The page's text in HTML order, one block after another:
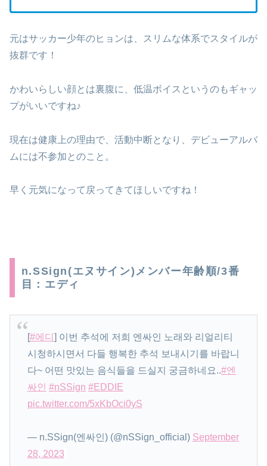
元はサッカー少年のヒョンは、スリムな体系でスタイルが
抜群です！
かわいらしい顔とは裏腹に、低温ボイスというのもギャッ
プがいいですね♪
現在は健康上の理由で、活動中断となり、デビューアルバ
ムには不参加とのこと。
早く元気になって戻ってきてほしいですね！
n.SSign(エヌサイン)メンバー年齢順/3番
目：エディ
[#에디 ] 이번 추석에 저희 엔싸인 노래와 리얼리티
시청하시면서 다들 행복한 추석 보내시기를 바랍니
다~ 어떤 맛있는 음식들을 드실지 궁금하네요..#엔
싸인 #nSSign #EDDIE
pic.twitter.com/5xKbOci0yS
— n.SSign(엔싸인) (@nSSign_official) September
28, 2023